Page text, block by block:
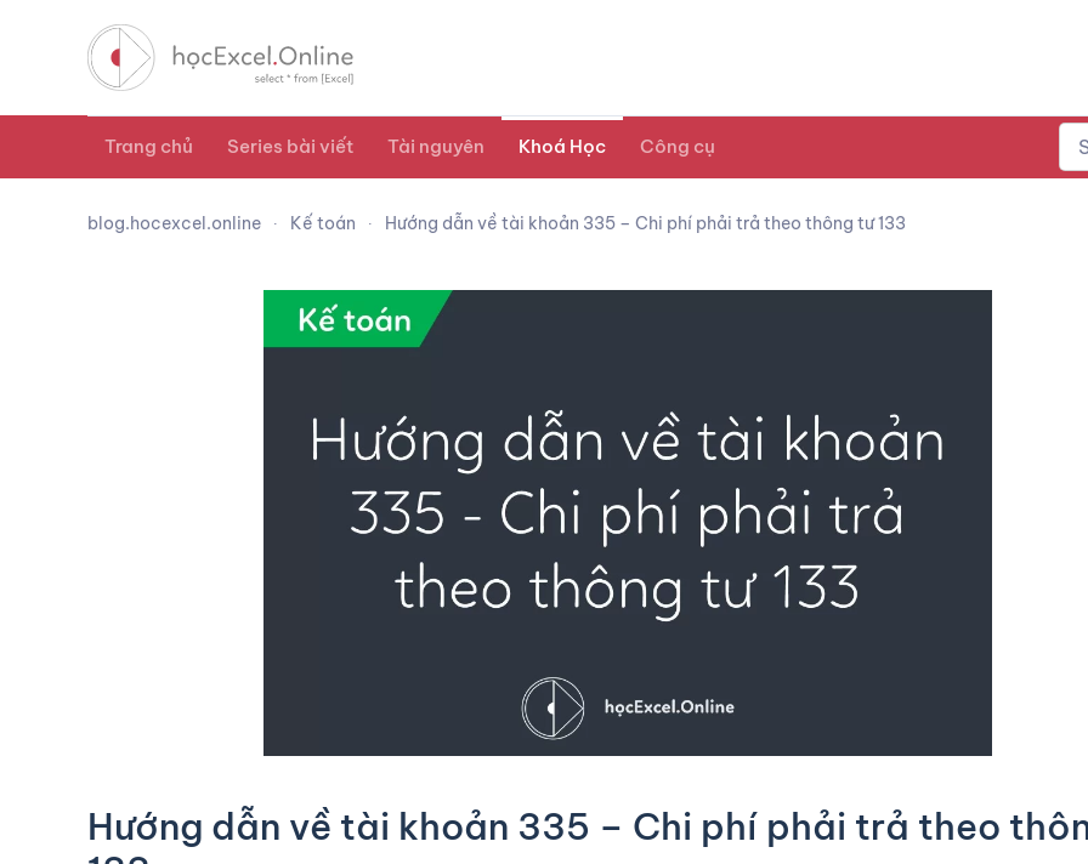
Trang chủ Series bài viết Tài nguyên Khoá Học Công cụ
blog.hocexcel.online Kế toán Hướng dẫn về tài khoản 335 – Chi phí phải trả theo thông tư 133
Hướng dẫn về tài khoản 335 – Chi phí phải trả theo